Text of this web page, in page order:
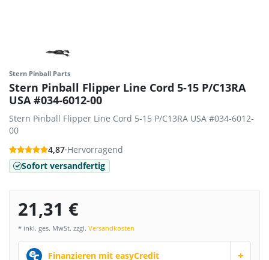
Stern Pinball Parts
Stern Pinball Flipper Line Cord 5-15 P/C13RA
USA #034-6012-00
Stern Pinball Flipper Line Cord 5-15 P/C13RA USA #034-6012-
00
4,87·Hervorragend
Sofort versandfertig
21,31 €
* inkl. ges. MwSt. zzgl. Versandkosten
Finanzieren mit easyCredit +